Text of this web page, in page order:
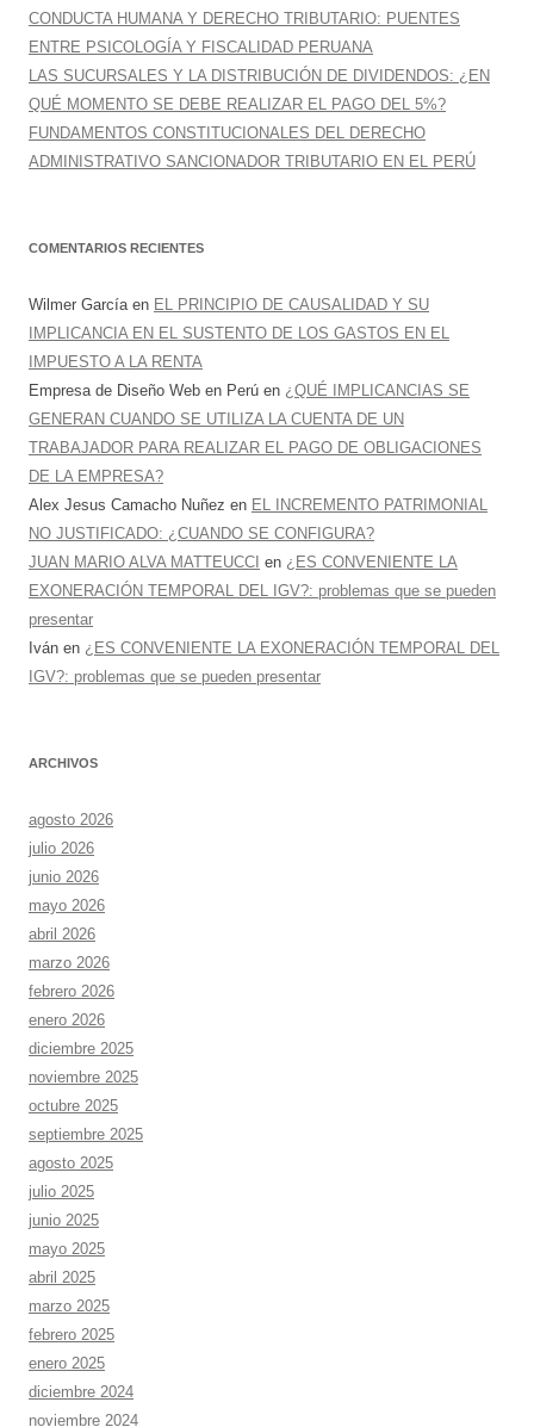
CONDUCTA HUMANA Y DERECHO TRIBUTARIO: PUENTES
ENTRE PSICOLOGÍA Y FISCALIDAD PERUANA
LAS SUCURSALES Y LA DISTRIBUCIÓN DE DIVIDENDOS: ¿EN
QUÉ MOMENTO SE DEBE REALIZAR EL PAGO DEL 5%?
FUNDAMENTOS CONSTITUCIONALES DEL DERECHO
ADMINISTRATIVO SANCIONADOR TRIBUTARIO EN EL PERÚ
COMENTARIOS RECIENTES
Wilmer Garcíaen EL PRINCIPIO DE CAUSALIDAD Y SU
IMPLICANCIA EN EL SUSTENTO DE LOS GASTOS EN EL
IMPUESTO A LA RENTA
Empresa de Diseño Web en Perú en ¿QUÉ IMPLICANCIAS SE
GENERAN CUANDO SE UTILIZA LA CUENTA DE UN
TRABAJADOR PARA REALIZAR EL PAGO DE OBLIGACIONES
DE LA EMPRESA?
Alex Jesus Camacho Nuñez en EL INCREMENTO PATRIMONIAL
NO JUSTIFICADO: ¿CUANDO SE CONFIGURA?
JUAN MARIO ALVA MATTEUCCI en ¿ES CONVENIENTE LA
EXONERACIÓN TEMPORAL DEL IGV?: problemas que se pueden
presentar
Iván en ¿ES CONVENIENTE LA EXONERACIÓN TEMPORAL DEL
IGV?: problemas que se pueden presentar
ARCHIVOS
agosto 2026
julio 2026
junio 2026
mayo 2026
abril 2026
marzo 2026
febrero 2026
enero 2026
diciembre 2025
noviembre 2025
octubre 2025
septiembre 2025
agosto 2025
julio 2025
junio 2025
mayo 2025
abril 2025
marzo 2025
febrero 2025
enero 2025
diciembre 2024
noviembre 2024